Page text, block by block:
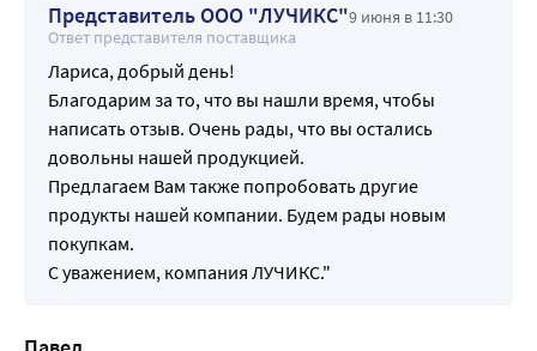
Представитель ООО "ЛУЧИКС"9 июня в 11:30
Ответ представителя поставщика
Лариса, добрый день!
Благодарим за то, что вы нашли время, чтобы
написать отзыв. Очень рады, что вы остались
довольны нашей продукцией.
Предлагаем Вам также попробовать другие
продукты нашей компании. Будем рады новым
покупкам.
С уважением, компания ЛУЧИКС."